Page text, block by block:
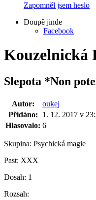
Zapomněl jsem heslo
Doupě jinde
Facebook
Kouzelnická
Slepota *Non
Autor:
oukej
Přidáno:
1. 12. 2017 v
Hlasovalo: 6
Skupina: Psychická magie
Past: XXX
Dosah: 1
Rozsah: